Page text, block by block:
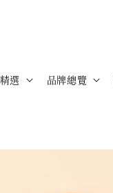
選 品牌總覽